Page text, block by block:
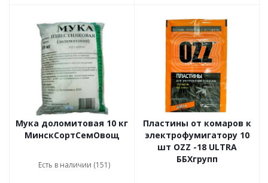
Мука доломитовая 10 кг
МинскСортСемОвощ
Есть в наличии (151)
Пластины от комаров к
электрофумигатору 10
шт OZZ -18 ULTRA
ББХгрупп